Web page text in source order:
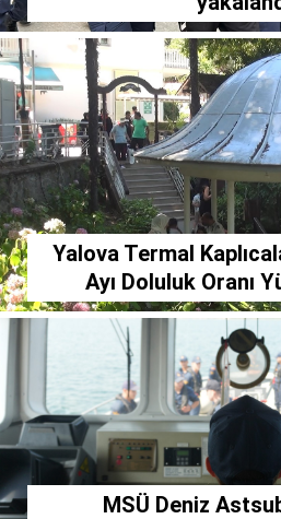
METEOROLOJI
SPOR
SERVISLER
Yalova Termal
Ayı Doluluk Oranı
MSÜ Deniz